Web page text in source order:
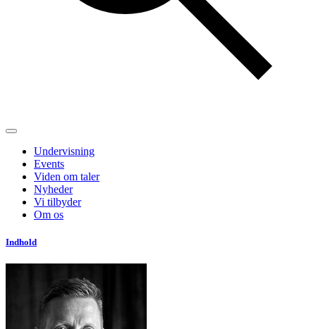
Undervisning
Events
Viden om taler
Nyheder
Vi tilbyder
Om os
Indhold